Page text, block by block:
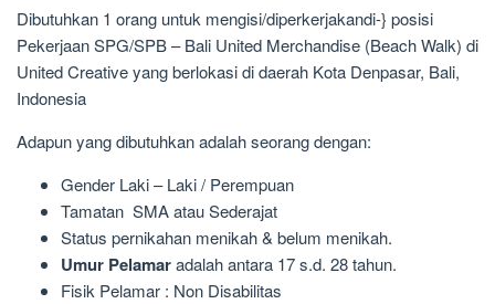
Dibutuhkan 1 orang untuk mengisi/diperkerjakandi-} posisi
Pekerjaan SPG/SPB – Bali United Merchandise (Beach Walk) di
United Creative yang berlokasi di daerah Kota Denpasar, Bali,
Indonesia
Adapun yang dibutuhkan adalah seorang dengan:
Gender Laki – Laki / Perempuan
Tamatan SMA atau Sederajat
Status pernikahan menikah & belum menikah.
Umur Pelamaradalah antara 17 s.d. 28 tahun.
Fisik Pelamar : Non Disabilitas